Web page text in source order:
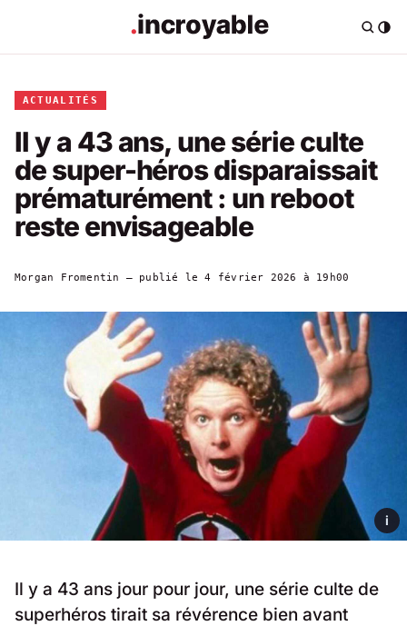
ACTUALITÉS
Il y a 43 ans, une série culte
de super-héros disparaissait
prématurément : un reboot
reste envisageable
Morgan Fromentin — publié le4 février 2026 à 19h00
i
Il y a 43 ans jour pour jour, une série culte de
superhéros tirait sa révérence bien avant